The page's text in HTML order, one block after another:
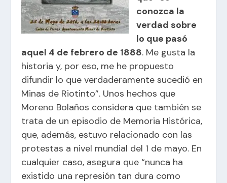
conozca la
verdad sobre
lo que pasó
aquel 4 de febrero de 1888. Me gusta la
historia y, por eso, me he propuesto
difundir lo que verdaderamente sucedió en
Minas de Riotinto”. Unos hechos que
Moreno Bolaños considera que también se
trata de un episodio de Memoria Histórica,
que, además, estuvo relacionado con las
protestas a nivel mundial del 1 de mayo. En
cualquier caso, asegura que “nunca ha
existido una represión tan dura como